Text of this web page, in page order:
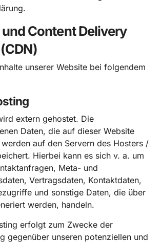
Content Delivery
unserer Website bei folgendem
extern gehostet. Die
Daten, die auf dieser Website
auf den Servern des Hosters /
Hierbei kann es sich v. a. um
Meta- und
Vertragsdaten, Kontaktdaten,
und sonstige Daten, die über
werden, handeln.
erfolgt zum Zwecke der
gegenüber unseren potenziellen und